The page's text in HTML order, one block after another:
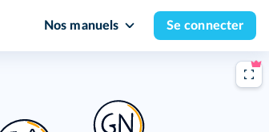
Nos manuels Se connecter